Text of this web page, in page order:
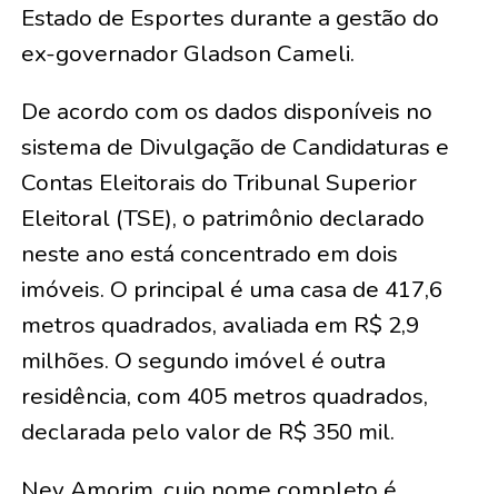
Estado de Esportes durante a gestão do
ex-governador Gladson Cameli.
De acordo com os dados disponíveis no
sistema de Divulgação de Candidaturas e
Contas Eleitorais do Tribunal Superior
Eleitoral (TSE), o patrimônio declarado
neste ano está concentrado em dois
imóveis. O principal é uma casa de 417,6
metros quadrados, avaliada em R$ 2,9
milhões. O segundo imóvel é outra
residência, com 405 metros quadrados,
declarada pelo valor de R$ 350 mil.